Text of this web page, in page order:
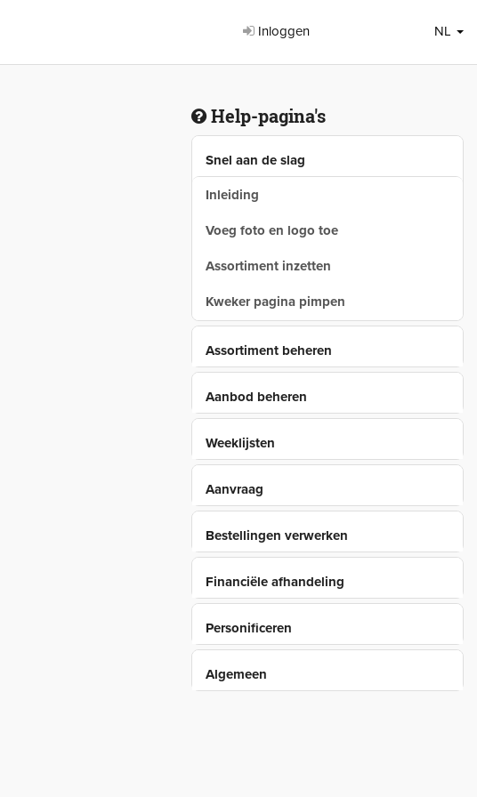
Inloggen NL
Help-pagina's
Snel aan de slag
Inleiding
Voeg foto en logo toe
Assortiment inzetten
Kweker pagina pimpen
Assortiment beheren
Aanbod beheren
Weeklijsten
Aanvraag
Bestellingen verwerken
Financiële afhandeling
Personificeren
Algemeen